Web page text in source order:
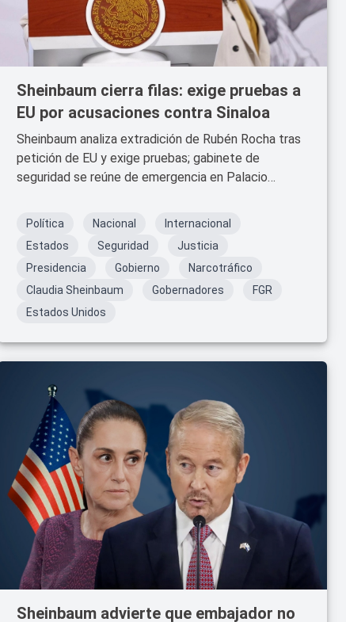
Sheinbaum cierra filas: exige pruebas a
EU por acusaciones contra Sinaloa
Sheinbaum analiza extradición de Rubén Rocha tras
petición de EU y exige pruebas; gabinete de
seguridad se reúne de emergencia en Palacio
Política Nacional
Internacional
Estados
Seguridad
Justicia
Presidencia
Gobierno
Narcotráfico
Claudia Sheinbaum
Gobernadores
FGR
Estados Unidos
Sheinbaum advierte que embajador no